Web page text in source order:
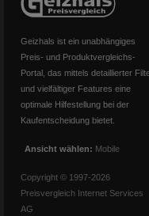
Geizhals ist ein unabhängiges
Preis- und Produktvergleichs-
Portal, das mittels detaillierter
und vielfältiger Features eine
optimale Hilfestellung bei der
Kaufentscheidung bietet.
Ansicht wählen: Mobile
Copyright © 1997-2026
Preisvergleich Internet Services
AG